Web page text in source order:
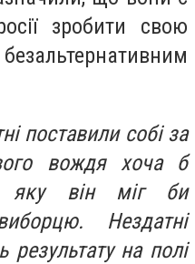
зробити свою
поставили собі за
вождя хоча б
яку він міг би
Нездатні
результату на полі